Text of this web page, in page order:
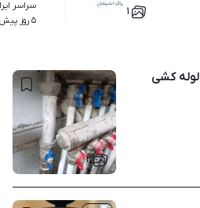
۱
سراسر
۵ روز پیش
۲
لوله کشی